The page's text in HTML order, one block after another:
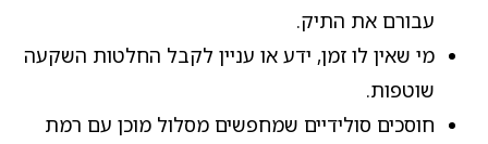
עבורם את התיק.
מי שאין לו זמן, ידע או עניין לקבל החלטות השקעה
שוטפות.
חוסכים סולידיים שמחפשים מסלול מוכן עם רמת